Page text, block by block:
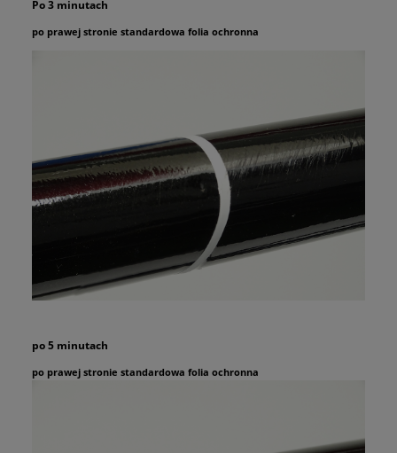
Po 3 minutach
po prawej stronie standardowa folia ochronna
po 5 minutach
po prawej stronie standardowa folia ochronna